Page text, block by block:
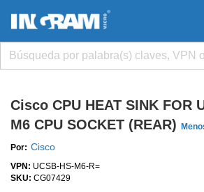
Cisco CPU HEAT SINK FOR
M6 CPU SOCKET (REAR)
Por: Cisco
VPN: UCSB-HS-M6-R=
SKU: CG07429